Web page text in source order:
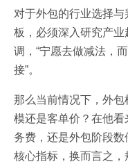
对于外包的行业选择
板，必须深入研究产
调，“宁愿去做减法，
接”。
那么当前情况下，外
模还是客单价？在他
务费，还是外包阶段
核心指标，换而言之